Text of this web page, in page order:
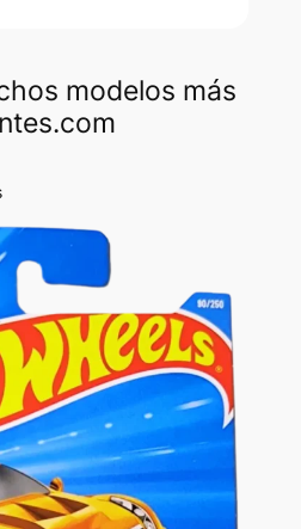
modelos más